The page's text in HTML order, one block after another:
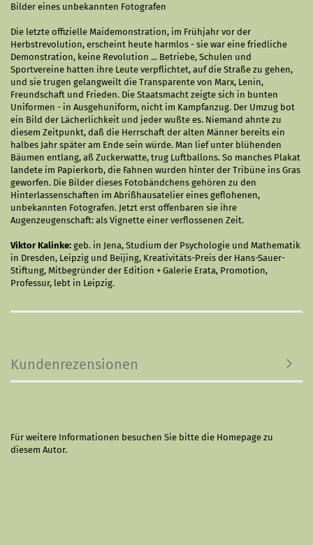
Bilder eines unbekannten Fotografen
Die letzte offizielle Maidemonstration, im Frühjahr vor der
Herbstrevolution, erscheint heute harmlos - sie war eine friedliche
Demonstration, keine Revolution ... Betriebe, Schulen und
Sportvereine hatten ihre Leute verpflichtet, auf die Straße zu gehen,
und sie trugen gelangweilt die Transparente von Marx, Lenin,
Freundschaft und Frieden. Die Staatsmacht zeigte sich in bunten
Uniformen - in Ausgehuniform, nicht im Kampfanzug. Der Umzug bot
ein Bild der Lächerlichkeit und jeder wußte es. Niemand ahnte zu
diesem Zeitpunkt, daß die Herrschaft der alten Männer bereits ein
halbes Jahr später am Ende sein würde. Man lief unter blühenden
Bäumen entlang, aß Zuckerwatte, trug Luftballons. So manches Plakat
landete im Papierkorb, die Fahnen wurden hinter der Tribüne ins Gras
geworfen. Die Bilder dieses Fotobändchens gehören zu den
Hinterlassenschaften im Abrißhausatelier eines geflohenen,
unbekannten Fotografen. Jetzt erst offenbaren sie ihre
Augenzeugenschaft: als Vignette einer verflossenen Zeit.
Viktor Kalinke: geb. in Jena, Studium der Psychologie und Mathematik
in Dresden, Leipzig und Beijing, Kreativitäts-Preis der Hans-Sauer-
Stiftung, Mitbegründer der Edition + Galerie Erata, Promotion,
Professur, lebt in Leipzig.
Kundenrezensionen
Für weitere Informationen besuchen Sie bitte die Homepage zu
diesem Autor.